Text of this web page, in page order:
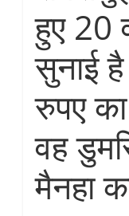
हुए 20
सुनाई
रुपए
वह
मैनहा